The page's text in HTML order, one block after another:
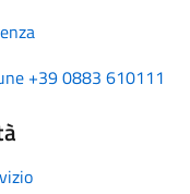
+39 0883 610111